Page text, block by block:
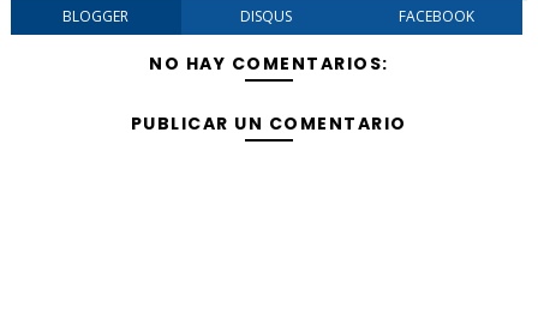
BLOGGER DISQUS FACEBOOK
NO HAY COMENTARIOS:
PUBLICAR UN COMENTARIO